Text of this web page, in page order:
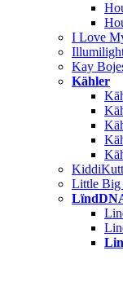
I Love
Kay
Kähler
Little Big